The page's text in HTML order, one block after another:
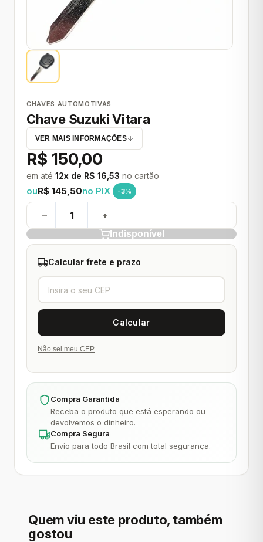
CHAVES AUTOMOTIVAS
Chave Suzuki Vitara
VER MAIS INFORMAÇÕES
R$ 150,00
em até 12x de R$ 16,53 no cartão
ouR$ 145,50no PIX -3%
− +
Indisponível
Calcular frete e prazo
Não sei meu CEP
Compra Garantida
Receba o produto que está esperando ou
devolvemos o dinheiro.
Compra Segura
Envio para todo Brasil com total segurança.
Quem viu este produto, também
gostou